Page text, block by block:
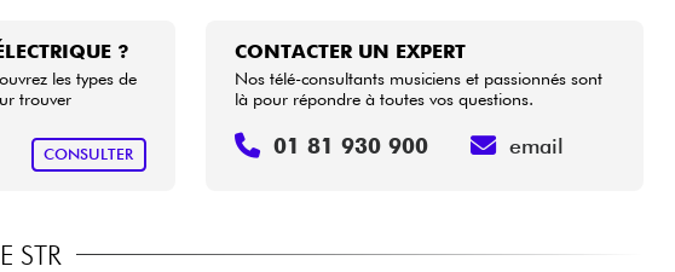
?
les types de
trouver
CONSULTER
CONTACTER UN EXPERT
Nos télé-consultants musiciens et passionnés sont
là pour répondre à toutes vos questions.
01 81 930 900 email
STR